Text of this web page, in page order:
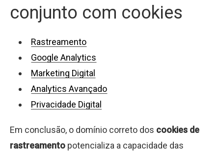
conjunto com cookies
Rastreamento
Google Analytics
Marketing Digital
Analytics Avançado
Privacidade Digital
Em conclusão, o domínio correto dos cookies de
rastreamento potencializa a capacidade das